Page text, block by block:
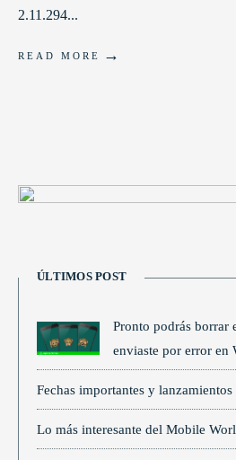
2.11.294...
READ MORE →
ÚLTIMOS POST
Pronto podrás borrar
enviaste por error en
Fechas importantes y lanzamientos
Lo más interesante del Mobile